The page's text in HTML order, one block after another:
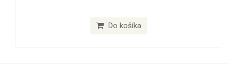
Do košíka